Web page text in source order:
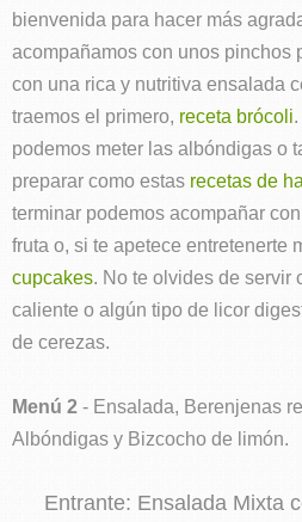
bienvenida para hacer más
acompañamos con unos pinchos
con una rica y nutritiva ensalada
traemos el primero, receta brócoli
podemos meter las albóndigas o
preparar como estas recetas de
terminar podemos acompañar
fruta o, si te apetece entretenerte
cupcakes. No te olvides de servir
caliente o algún tipo de licor
de cerezas.
Menú 2 - Ensalada, Berenjenas
Albóndigas y Bizcocho de limón.
Entrante: Ensalada Mixta